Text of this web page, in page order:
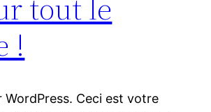
tout le
!
WordPress. Ceci est votre